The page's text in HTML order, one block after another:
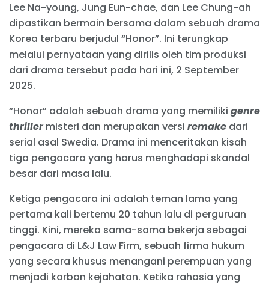
Lee Na-young, Jung Eun-chae, dan Lee Chung-ah
dipastikan bermain bersama dalam sebuah drama
Korea terbaru berjudul “Honor”. Ini terungkap
melalui pernyataan yang dirilis oleh tim produksi
dari drama tersebut pada hari ini, 2 September
2025.
“Honor” adalah sebuah drama yang memiliki genre
thrillermisteri dan merupakan versi remake dari
serial asal Swedia. Drama ini menceritakan kisah
tiga pengacara yang harus menghadapi skandal
besar dari masa lalu.
Ketiga pengacara ini adalah teman lama yang
pertama kali bertemu 20 tahun lalu di perguruan
tinggi. Kini, mereka sama-sama bekerja sebagai
pengacara di L&J Law Firm, sebuah firma hukum
yang secara khusus menangani perempuan yang
menjadi korban kejahatan. Ketika rahasia yang